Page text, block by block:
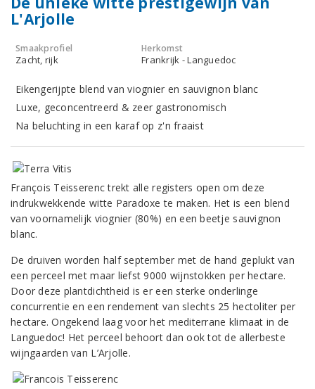
L'Arjolle
Smaakprofiel
Zacht, rijk
Herkomst
Frankrijk - Languedoc
Eikengerijpte blend van viognier en sauvignon blanc
Luxe, geconcentreerd & zeer gastronomisch
Na beluchting in een karaf op z'n fraaist
François Teisserenc trekt alle registers open om deze
indrukwekkende witte Paradoxe te maken. Het is een blend
van voornamelijk viognier (80%) en een beetje sauvignon
blanc.
De druiven worden half september met de hand geplukt van
een perceel met maar liefst 9000 wijnstokken per hectare.
Door deze plantdichtheid is er een sterke onderlinge
concurrentie en een rendement van slechts 25 hectoliter per
hectare. Ongekend laag voor het mediterrane klimaat in de
Languedoc! Het perceel behoort dan ook tot de allerbeste
wijngaarden van L’Arjolle.